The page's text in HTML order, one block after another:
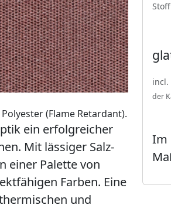
(Flame Retardant).
ein erfolgreicher
Mit lässiger Salz-
einer Palette von
Farben. Eine
und
incl.
der
Im